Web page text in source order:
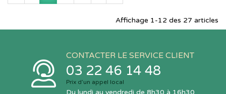
Affichage 1-12 des 27 articles
CONTACTER LE SERVICE CLIENT
03 22 46 14 48
Prix d’un appel local
Du lundi au vendredi de 8h30 à 16h30